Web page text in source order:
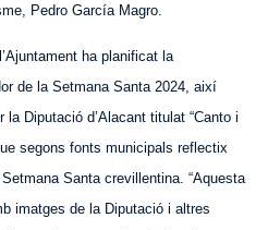
Pedro García Magro.
ha planificat la
de la Setmana Santa 2024, així
Diputació d’Alacant titulat “Canto i
segons fonts municipals reflectix
Santa crevillentina. “Aquesta
imatges de la Diputació i altres